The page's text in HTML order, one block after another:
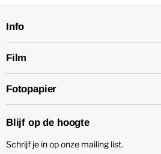
Info
Film
Fotopapier
Blijf op de hoogte
Schrijf je in op onze mailing list.